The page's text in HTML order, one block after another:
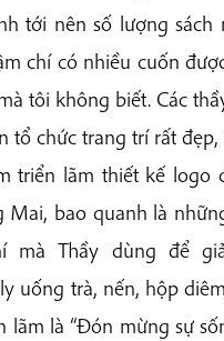
tới nên số lượng sách
chí có nhiều cuốn
tôi không biết. Các
tổ chức trang trí rất
triển lãm thiết kế logo
Mai, bao quanh là
mà Thầy dùng để
uống trà, nến, hộp
lãm là “Đón mừng sự